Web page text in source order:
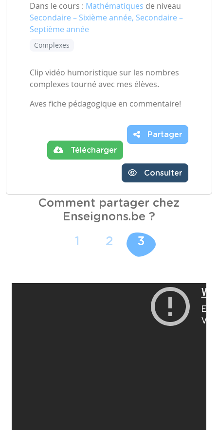
Dans le cours : Mathématiques de niveau
Secondaire – Sixième année, Secondaire –
Septième année
Complexes
Clip vidéo humoristique sur les nombres
complexes tourné avec mes élèves.
Aves fiche pédagogique en commentaire!
Télécharger
Partager
Consulter
Comment partager chez
Enseignons.be ?
1 2 3